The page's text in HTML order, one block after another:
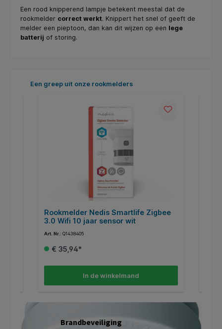
Een rood knipperend lampje betekent meestal dat de
rookmelder correct werkt. Knippert het snel of geeft de
melder een pieptoon, dan kan dit wijzen op een lege
batterij of storing.
Productgalerij overslaan
Een greep uit onze rookmelders
Rookmelder Nedis Smartlife Zigbee
3.0 Wifi 10 jaar sensor wit
Art. Nr.: Q1438405
€ 35,94*
In de winkelmand
Brandbeveiliging